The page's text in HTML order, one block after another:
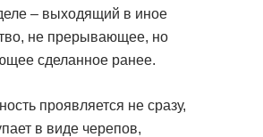
– выходящий в иное
не прерывающее, но
сделанное ранее.
проявляется не сразу,
в виде черепов,